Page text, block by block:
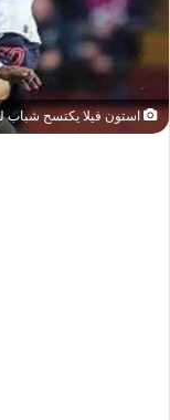
استون فيلا يكتسح شباب